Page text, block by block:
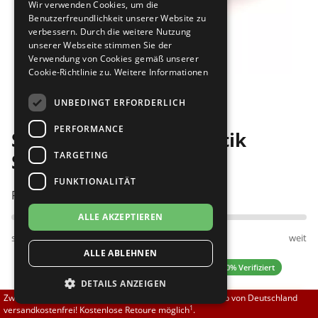
Brautschuhe
Sneaker
Übergrößen 43-44
Flexerinas
Merlet
Nueva Epoca
RayRose
Rummos
Rumpf
SoDanca
TopTanz
Bilder
SoDanca BA40 Gymnastik
Slipper rosa
Passt am besten bei Fußweite:
schmal normal weit
0.00 (0 Bewertungen) ✓ 100% Verifiziert
Hinweis:Dieser Schuh fällt klein aus:
Zwischen 70,00 EUR und 800,00 EUR liefern wir innerhalb von Deutschland
versandkostenfrei! Kostenlose Retoure möglich1.
Wir verwenden Cookies, um die
Benutzerfreundlichkeit unserer Website zu
verbessern. Durch die weitere Nutzung
unserer Webseite stimmen Sie der
Verwendung von Cookies gemäß unserer
Cookie-Richtlinie zu. Weitere Informationen
UNBEDINGT ERFORDERLICH
PERFORMANCE
TARGETING
FUNKTIONALITÄT
ALLE AKZEPTIEREN
ALLE ABLEHNEN
DETAILS ANZEIGEN